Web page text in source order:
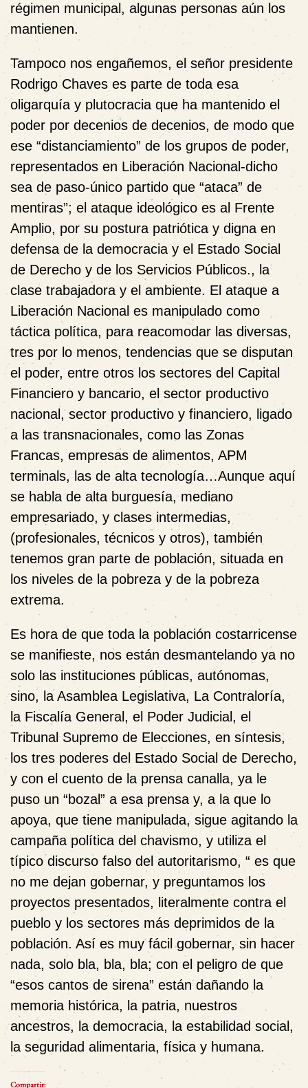
régimen municipal, algunas personas aún los
mantienen.
Tampoco nos engañemos, el señor presidente
Rodrigo Chaves es parte de toda esa
oligarquía y plutocracia que ha mantenido el
poder por decenios de decenios, de modo que
ese “distanciamiento” de los grupos de poder,
representados en Liberación Nacional-dicho
sea de paso-único partido que “ataca” de
mentiras”; el ataque ideológico es al Frente
Amplio, por su postura patriótica y digna en
defensa de la democracia y el Estado Social
de Derecho y de los Servicios Públicos., la
clase trabajadora y el ambiente. El ataque a
Liberación Nacional es manipulado como
táctica política, para reacomodar las diversas,
tres por lo menos, tendencias que se disputan
el poder, entre otros los sectores del Capital
Financiero y bancario, el sector productivo
nacional, sector productivo y financiero, ligado
a las transnacionales, como las Zonas
Francas, empresas de alimentos, APM
terminals, las de alta tecnología…Aunque aquí
se habla de alta burguesía, mediano
empresariado, y clases intermedias,
(profesionales, técnicos y otros), también
tenemos gran parte de población, situada en
los niveles de la pobreza y de la pobreza
extrema.
Es hora de que toda la población costarricense
se manifieste, nos están desmantelando ya no
solo las instituciones públicas, autónomas,
sino, la Asamblea Legislativa, La Contraloría,
la Fiscalía General, el Poder Judicial, el
Tribunal Supremo de Elecciones, en síntesis,
los tres poderes del Estado Social de Derecho,
y con el cuento de la prensa canalla, ya le
puso un “bozal” a esa prensa y, a la que lo
apoya, que tiene manipulada, sigue agitando la
campaña política del chavismo, y utiliza el
típico discurso falso del autoritarismo, “ es que
no me dejan gobernar, y preguntamos los
proyectos presentados, literalmente contra el
pueblo y los sectores más deprimidos de la
población. Así es muy fácil gobernar, sin hacer
nada, solo bla, bla, bla; con el peligro de que
“esos cantos de sirena” están dañando la
memoria histórica, la patria, nuestros
ancestros, la democracia, la estabilidad social,
la seguridad alimentaria, física y humana.
Compartir: